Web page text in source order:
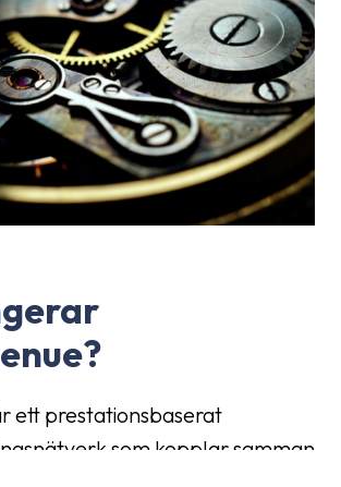
ett prestationsbaserat
som kopplar samman